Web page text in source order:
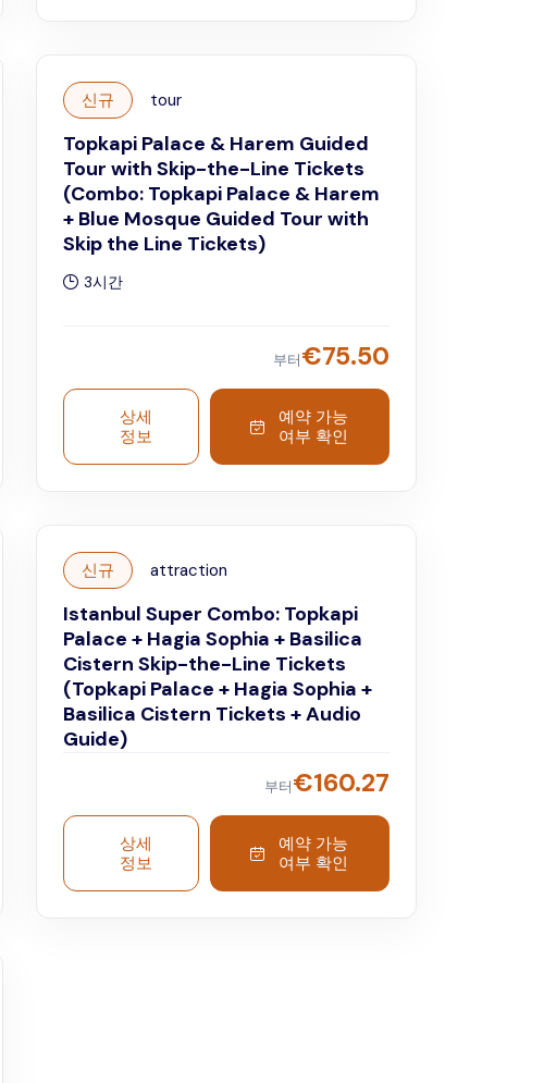
신규 tour
Topkapi Palace & Harem Guided
Tour with Skip-the-Line Tickets
(Combo: Topkapi Palace & Harem
+ Blue Mosque Guided Tour with
Skip the Line Tickets)
3시간
부터€75.50
상세
정보
예약 가능
여부 확인
신규 attraction
Istanbul Super Combo: Topkapi
Palace + Hagia Sophia + Basilica
Cistern Skip-the-Line Tickets
(Topkapi Palace + Hagia Sophia +
Basilica Cistern Tickets + Audio
Guide)
부터€160.27
상세
정보
예약 가능
여부 확인